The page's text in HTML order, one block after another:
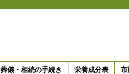
葬儀・相続の手続き 栄養成分表 市